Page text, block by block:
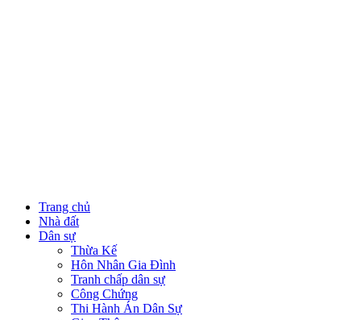
Trang chủ
Nhà đất
Dân sự
Thừa Kế
Hôn Nhân Gia Đình
Tranh chấp dân sự
Công Chứng
Thi Hành Án Dân Sự